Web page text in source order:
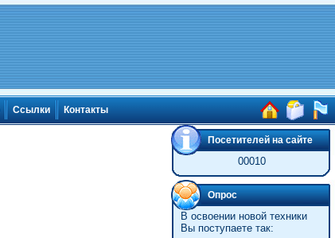
Ссылки Контакты
Посетителей на сайте
00010
Опрос
В освоении новой техники
Вы поступаете так: